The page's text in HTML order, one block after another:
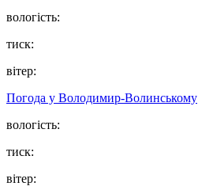
вологість:
тиск:
вітер:
Погода у Володимир-Волинському
вологість:
тиск:
вітер: